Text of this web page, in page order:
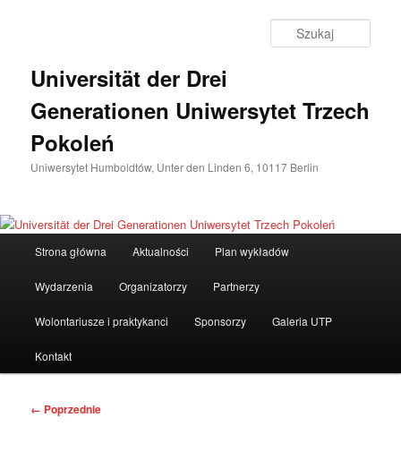
Universität der Drei
Generationen Uniwersytet Trzech
Pokoleń
Uniwersytet Humboldtów, Unter den Linden 6, 10117 Berlin
Strona główna Aktualności Plan wykładów
Wydarzenia Organizatorzy Partnerzy
Wolontariusze i praktykanci Sponsorzy Galeria UTP
Kontakt
Nawigacja
← Poprzednie